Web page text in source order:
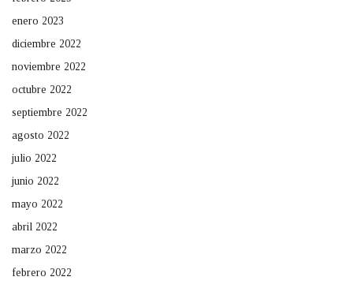
enero 2023
diciembre 2022
noviembre 2022
octubre 2022
septiembre 2022
agosto 2022
julio 2022
junio 2022
mayo 2022
abril 2022
marzo 2022
febrero 2022